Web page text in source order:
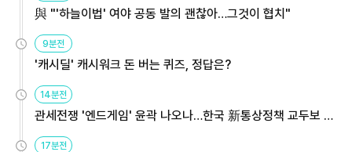
與 "'하늘이법' 여야 공동 발의 괜찮아…그것이 협치"
9분전
'캐시딜' 캐시워크 돈 버는 퀴즈, 정답은?
14분전
관세전쟁 '엔드게임' 윤곽 나오나…한국 新통상정책 교두보 활
용해야
17분전